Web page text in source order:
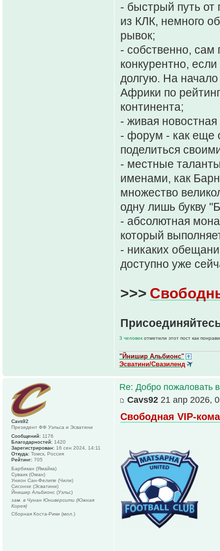
- быстрый путь от
из КЛК, немного
рывок;
- собственно, сам
конкурентно,
долгую. На
Африки по
континента;
- живая
- форум - как еще
поделиться
- местные
именами, как
множество
одну лишь букву
- абсолютная
который
- никаких
доступно уже
>>>
3 человек отметили этот пост как
"Йнишир Альбионс"
Эсватини/Свазиленд
Re: Добро пожаловать
Cavs92 21 апр 2026,
Свободная VIP-
Cavs92
Президент ФФ Уэльса и Эсватини
Сообщений: 1176
Благодарностей: 1420
Зарегистрирован: 16 сен 2024, 14:11
Откуда: Томск, Россия
Рейтинг: 705
Барбикан (Ямайка)
Суваик (Оман)
Унион Сан-Фелипе (Чили)
Сисонхе (Эсватини)
Йнишир Альбионс (Уэльс)
зам. в Чунан Юниверсити (Южная
Корея)
Сборная Коста-Рики (мол.)